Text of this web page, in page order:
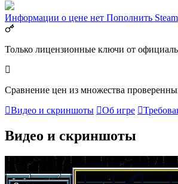
Информации о цене нет Пополнить Steam
Только лицензионные ключи от
Сравнение цен из множества
Видео и скриншоты
Об игре
Видео и скриншоты